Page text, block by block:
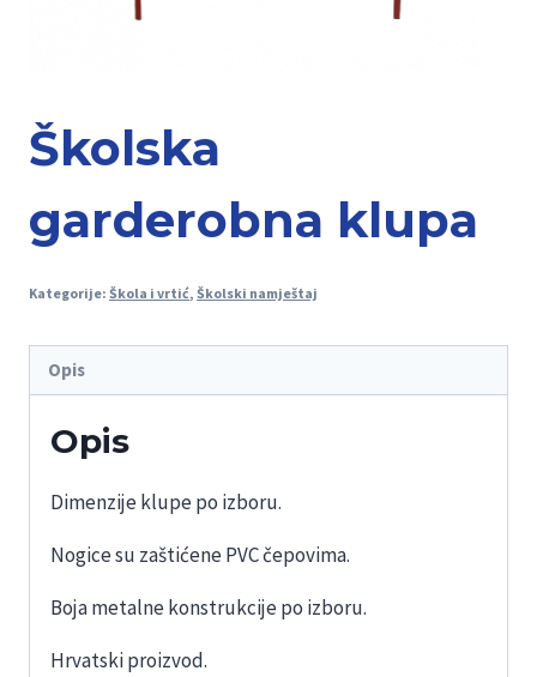
Školska
garderobna klupa
Kategorije: Škola i vrtić, Školski namještaj
Opis
Opis
Dimenzije klupe po izboru.
Nogice su zaštićene PVC čepovima.
Boja metalne konstrukcije po izboru.
Hrvatski proizvod.